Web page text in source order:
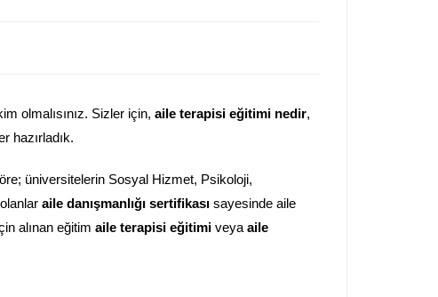
olmalısınız. Sizler için, aile terapisi eğitimi nedir,
hazırladık.
üniversitelerin Sosyal Hizmet, Psikoloji,
aile danışmanlığı sertifikası sayesinde aile
alınan eğitim aile terapisi eğitimi veya aile